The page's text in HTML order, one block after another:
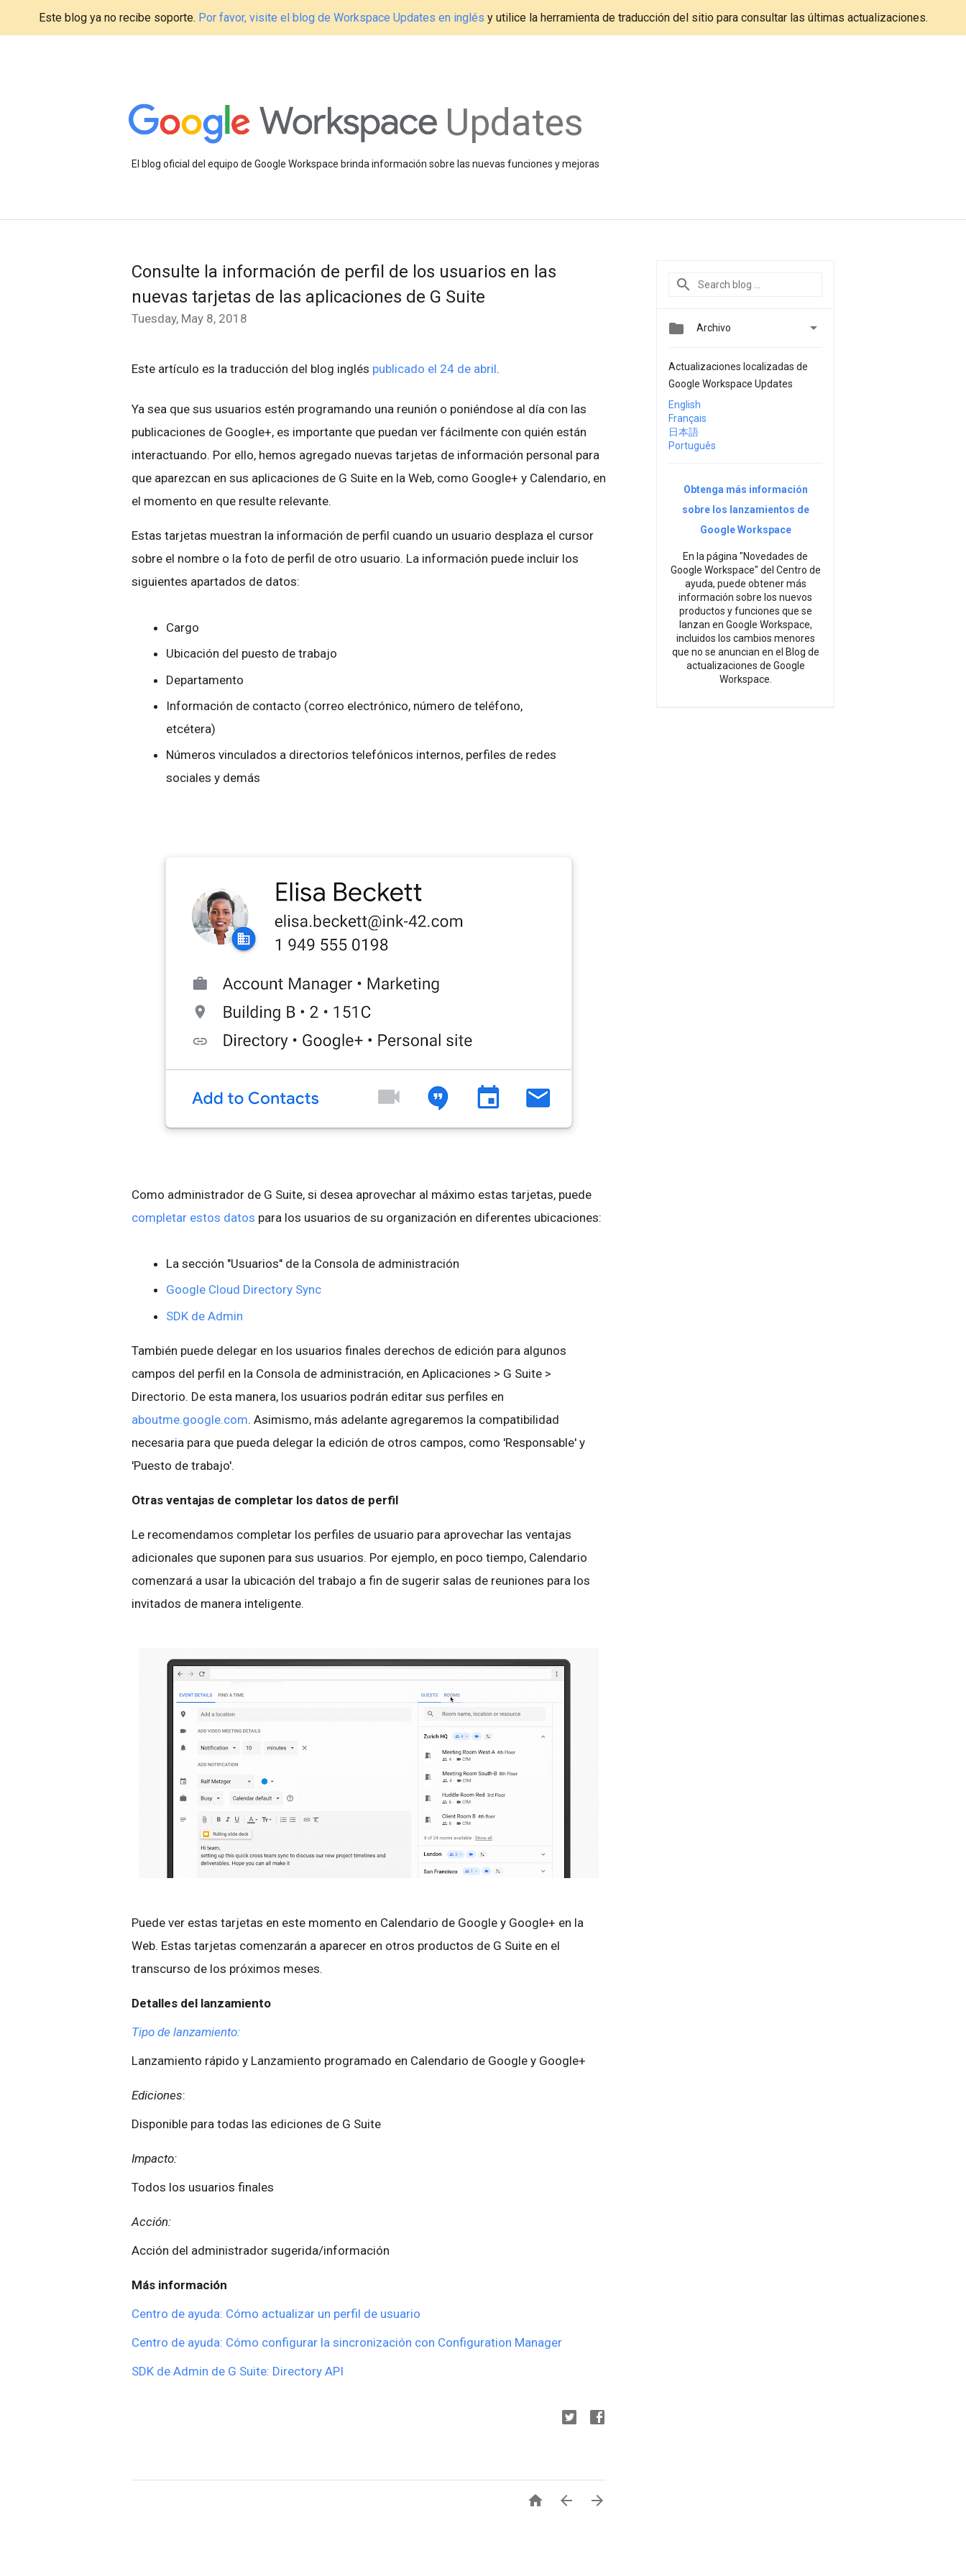
Este blog ya no recibe soporte. Por favor, visite el blog de Workspace Updates en inglés y utilice la herramienta de traducción del sitio para consultar las últimas actualizaciones.
Updates
El blog oficial del equipo de Google Workspace brinda información sobre las nuevas funciones y mejoras
Consulte la información de perfil de los usuarios en las
nuevas tarjetas de las aplicaciones de G Suite
Tuesday, May 8, 2018
Este artículo es la traducción del blog inglés publicado el 24 de abril.
Ya sea que sus usuarios estén programando una reunión o poniéndose al día con las
publicaciones de Google+, es importante que puedan ver fácilmente con quién están
interactuando. Por ello, hemos agregado nuevas tarjetas de información personal para
que aparezcan en sus aplicaciones de G Suite en la Web, como Google+ y Calendario, en
el momento en que resulte relevante.
Estas tarjetas muestran la información de perfil cuando un usuario desplaza el cursor
sobre el nombre o la foto de perfil de otro usuario. La información puede incluir los
siguientes apartados de datos:
Cargo
Ubicación del puesto de trabajo
Departamento
Información de contacto (correo electrónico, número de teléfono,
etcétera)
Números vinculados a directorios telefónicos internos, perfiles de redes
sociales y demás
Como administrador de G Suite, si desea aprovechar al máximo estas tarjetas, puede
completar estos datos para los usuarios de su organización en diferentes ubicaciones:
La sección "Usuarios" de la Consola de administración
Google Cloud Directory Sync
SDK de Admin
También puede delegar en los usuarios finales derechos de edición para algunos
campos del perfil en la Consola de administración, en Aplicaciones > G Suite >
Directorio. De esta manera, los usuarios podrán editar sus perfiles en
aboutme.google.com. Asimismo, más adelante agregaremos la compatibilidad
necesaria para que pueda delegar la edición de otros campos, como 'Responsable' y
'Puesto de trabajo'.
Otras ventajas de completar los datos de perfil
Le recomendamos completar los perfiles de usuario para aprovechar las ventajas
adicionales que suponen para sus usuarios. Por ejemplo, en poco tiempo, Calendario
comenzará a usar la ubicación del trabajo a fin de sugerir salas de reuniones para los
invitados de manera inteligente.
Puede ver estas tarjetas en este momento en Calendario de Google y Google+ en la
Web. Estas tarjetas comenzarán a aparecer en otros productos de G Suite en el
transcurso de los próximos meses.
Detalles del lanzamiento
Tipo de lanzamiento:
Lanzamiento rápido y Lanzamiento programado en Calendario de Google y Google+
Ediciones:
Disponible para todas las ediciones de G Suite
Impacto:
Todos los usuarios finales
Acción:
Acción del administrador sugerida/información
Más información
Centro de ayuda: Cómo actualizar un perfil de usuario
Centro de ayuda: Cómo configurar la sincronización con Configuration Manager
SDK de Admin de G Suite: Directory API
  
 Archivo 
Actualizaciones localizadas de
Google Workspace Updates
English
Français
日本語
Português
Obtenga más información
sobre los lanzamientos de
Google Workspace
En la página "Novedades de
Google Workspace" del Centro de
ayuda, puede obtener más
información sobre los nuevos
productos y funciones que se
lanzan en Google Workspace,
incluidos los cambios menores
que no se anuncian en el Blog de
actualizaciones de Google
Workspace.